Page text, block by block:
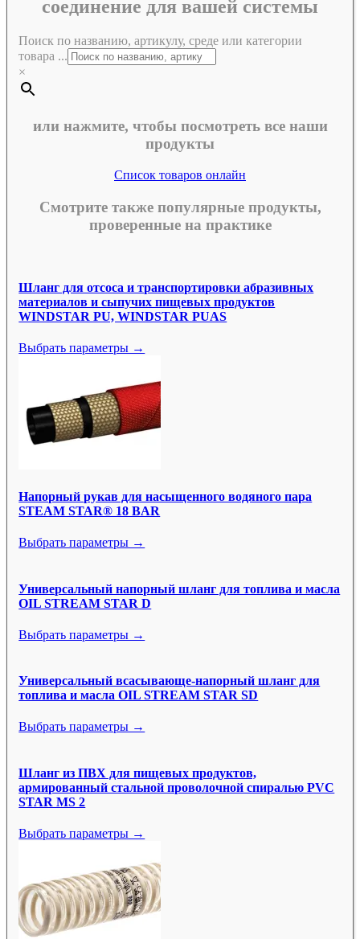
соединение для вашей системы
Поиск по названию, артикулу, среде или категории
товара ...
×
или нажмите, чтобы посмотреть все наши
продукты
Список товаров онлайн
Смотрите также популярные продукты,
проверенные на практике
Шланг для отсоса и транспортировки абразивных
материалов и сыпучих пищевых продуктов
WINDSTAR PU, WINDSTAR PUAS
Выбрать параметры →
Напорный рукав для насыщенного водяного пара
STEAM STAR® 18 BAR
Выбрать параметры →
Универсальный напорный шланг для топлива и масла
OIL STREAM STAR D
Выбрать параметры →
Универсальный всасывающе-напорный шланг для
топлива и масла OIL STREAM STAR SD
Выбрать параметры →
Шланг из ПВХ для пищевых продуктов,
армированный стальной проволочной спиралью PVC
STAR MS 2
Выбрать параметры →